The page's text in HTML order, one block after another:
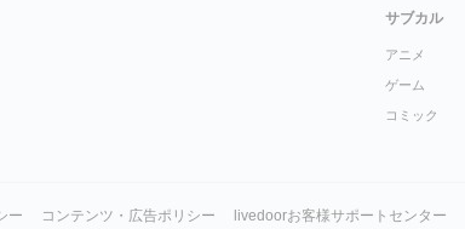
サブカル
アニメ
ゲーム
コミック
ー コンテンツ・広告ポリシー livedoorお客様サポートセンター